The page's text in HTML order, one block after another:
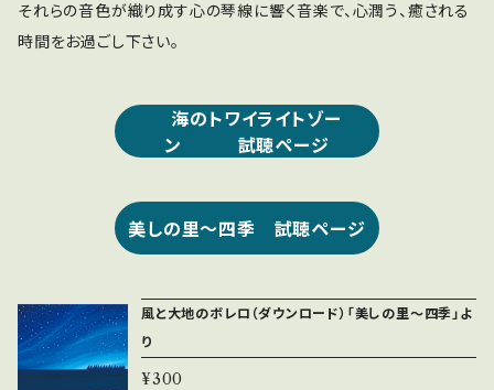
それらの音色が織り成す心の琴線に響く音楽で、心潤う、癒される
時間をお過ごし下さい。
海のトワイライトゾー
ン 試聴ページ
美しの里〜四季 試聴ページ
風と大地のボレロ（ダウンロード）「美しの里〜四季」よ
り
¥300